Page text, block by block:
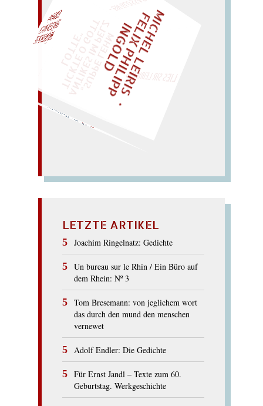
„
S
U
P
P
E
L
E
H
M
A
N
T
I
K
E
S
I
M
P
E
L
Z
T
I
C
K
T
E
O
G
O
T
T
L
O
T
T
E
MUSIK
Mix
Mus! – Sieg und Kuss
(ein
Muss): summ, Kies!
M
I
C
H
E
L
L
E
I
R
I
S
・
F
E
L
I
X
P
H
I
L
I
P
P
I
N
G
O
L
D LIES SIR LEIRIS LEIS
EINMAL!
LETZTE ARTIKEL
Joachim Ringelnatz: Gedichte
Un bureau sur le Rhin / Ein Büro auf
dem Rhein: Nº 3
Tom Bresemann: von jeglichem wort
das durch den mund den menschen
vernewet
Adolf Endler: Die Gedichte
Für Ernst Jandl – Texte zum 60.
Geburtstag. Werkgeschichte